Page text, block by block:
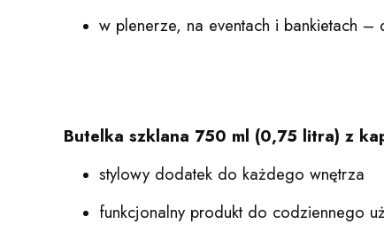
w plenerze, na eventach i bankietach
Butelka szklana 750 ml (0,75 litra) z
stylowy dodatek do każdego wnętrza
funkcjonalny produkt do codziennego